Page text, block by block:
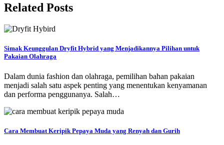
Related Posts
Simak Keunggulan Dryfit Hybrid yang Menjadikannya Pilihan untuk
Pakaian Olahraga
Dalam dunia fashion dan olahraga, pemilihan bahan pakaian
menjadi salah satu aspek penting yang menentukan kenyamanan
dan performa penggunanya. Salah…
Cara Membuat Keripik Pepaya Muda yang Renyah dan Gurih